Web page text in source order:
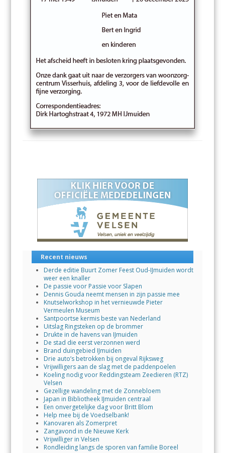
Recent nieuws
Derde editie Buurt Zomer Feest Oud-IJmuiden wordt
weer een knaller
De passie voor Passie voor Slapen
Dennis Gouda neemt mensen in zijn passie mee
Knutselworkshop in het vernieuwde Pieter
Vermeulen Museum
Santpoortse kermis beste van Nederland
Uitslag Ringsteken op de brommer
Drukte in de havens van IJmuiden
De stad die eerst verzonnen werd
Brand duingebied IJmuiden
Drie auto’s betrokken bij ongeval Rijksweg
Vrijwilligers aan de slag met de paddenpoelen
Koeling nodig voor Reddingsteam Zeedieren (RTZ)
Velsen
Gezellige wandeling met de Zonnebloem
Japan in Bibliotheek IJmuiden centraal
Een onvergetelijke dag voor Britt Blom
Help mee bij de Voedselbank!
Kanovaren als Zomerpret
Zangavond in de Nieuwe Kerk
Vrijwilliger in Velsen
Rondleiding langs de sporen van familie Boreel